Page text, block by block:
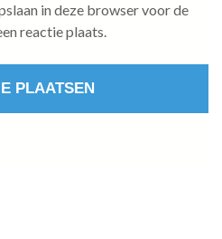
in deze browser voor de
reactie plaats.